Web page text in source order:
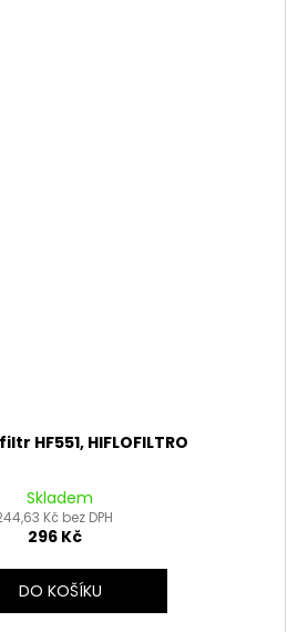
HF551, HIFLOFILTRO
Skladem
Kč bez DPH
296 Kč
DO KOŠÍKU